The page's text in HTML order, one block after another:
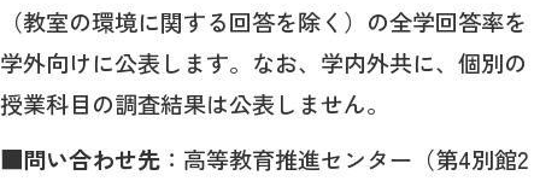
（教室の環境に関する回答を除く）の全学回答率を
学外向けに公表します。なお、学内外共に、個別の
授業科目の調査結果は公表しません。
■問い合わせ先 ：高等教育推進センター（第4別館2